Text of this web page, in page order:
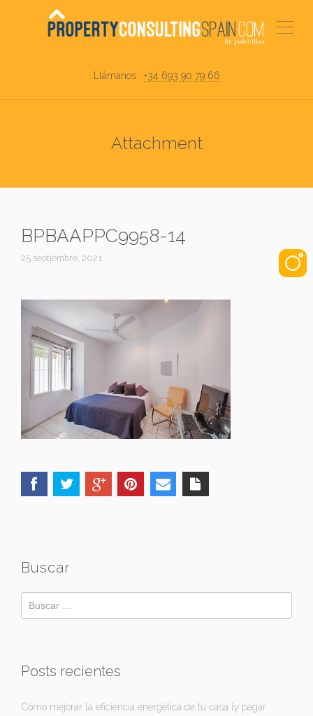
Llámanos : +34 693 90 79 66
Attachment
BPBAAPPC9958-14
25 septiembre, 2021
Buscar
Posts recientes
Cómo mejorar la eficiencia energética de tu casa ¡y pagar